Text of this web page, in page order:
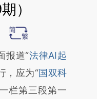
）
本文由第三方
文章
道“法律AI起
，应为“国双科
栏第三段第一